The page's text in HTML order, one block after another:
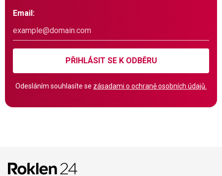
Email:
PŘIHLÁSIT SE K ODBĚRU
Odesláním souhlasíte se zásadami o ochraně osobních údajů.